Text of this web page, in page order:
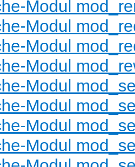
Modul
Modul
Modul
Modul
Modul
Modul
Modul
Modul